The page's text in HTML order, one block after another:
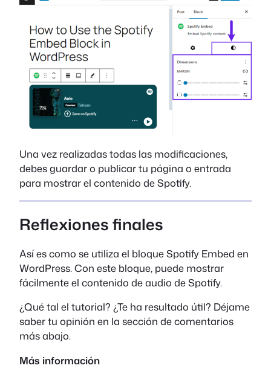
Una vez realizadas todas las modificaciones,
debes guardar o publicar tu página o entrada
para mostrar el contenido de Spotify.
Reflexiones finales
Así es como se utiliza el bloque Spotify Embed en
WordPress. Con este bloque, puede mostrar
fácilmente el contenido de audio de Spotify.
¿Qué tal el tutorial? ¿Te ha resultado útil? Déjame
saber tu opinión en la sección de comentarios
más abajo.
Más información